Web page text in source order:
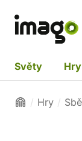
Světy Hry
Hry